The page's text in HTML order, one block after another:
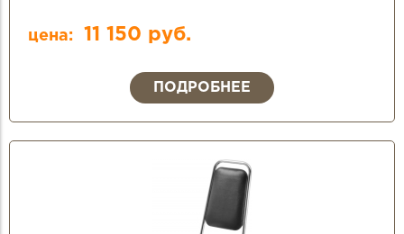
цена: 11 150 руб.
ПОДРОБНЕЕ